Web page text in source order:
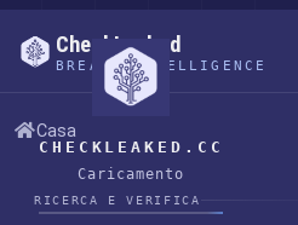
CHECKLEAKED.CC
Caricamento
CheckLeaked
BREACH INTELLIGENCE
Casa
RICERCA E VERIFICA